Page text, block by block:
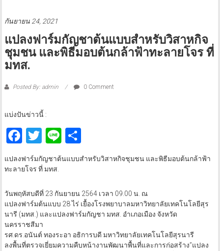
กันยายน 24, 2021
แปลงฟาร์มกัญชาต้นแบบสำหรับวิสาหกิจ
ชุมชน และพิธีมอบต้นกล้าฟ้าทะลายโจร ที่
มทส.
Posted By: admin 0 Comment
แบ่งปันข่าวนี้ :
Facebook
Twitter
LineShare
แปลงฟาร์มกัญชาต้นแบบสำหรับวิสาหกิจชุมชน และพิธีมอบต้นกล้าฟ้า
ทะลายโจร ที่ มทส.
วันพฤหัสบดีที่ 23 กันยายน 2564 เวลา 09.00 น. ณ
แปลงฟาร์มต้นแบบ 28 ไร่ เยื้องโรงพยาบาลมหาวิทยาลัยเทคโนโลยีสุร
นารี (มทส.) และแปลงฟาร์มกัญชา มทส. อำเภอเมือง จังหวัด
นครราชสีมา
รศ.ดร.อนันต์ ทองระอา อธิการบดี มหาวิทยาลัยเทคโนโลยีสุรนารี
ลงพื้นที่ตรวจเยี่ยมความคืบหน้างานพัฒนาพื้นที่และการก่อสร้าง”แปลง